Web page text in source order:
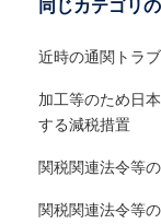
同じカテゴリ
近時の通関トラ
加工等のため日
する減税措置
関税関連法令等
関税関連法令等